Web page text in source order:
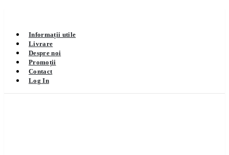
Informații utile
Livrare
Despre noi
Promoții
Contact
Log In